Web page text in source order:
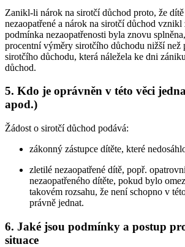
Zanikl-li nárok na sirotčí důchod proto, že
nezaopatřené a nárok na sirotčí důchod
podmínka nezaopatřenosti byla znovu
procentní výměry sirotčího důchodu nižší než
sirotčího důchodu, která náležela ke dni
důchod.
5. Kdo je oprávněn v této věci
apod.)
Žádost o sirotčí důchod podává:
zákonný zástupce dítěte, které
zletilé nezaopatřené dítě, popř.
nezaopatřeného dítěte, pokud bylo
takovém rozsahu, že není schopno v
právně jednat.
6. Jaké jsou podmínky a postup
situace